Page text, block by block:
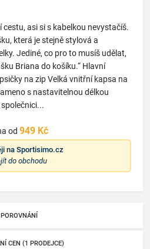
cestu, asi si s kabelkou nevystačíš.
která je stejně stylová a
Jediné, co pro to musíš udělat,
Briana do košíku.“ Hlavní
na zip Velká vnitřní kapsa na
s nastavitelnou délkou
společnici...
od 949 Kč
na Sportisimo.cz
do obchodu
POROVNÁNÍ
CEN (1 PRODEJCE)